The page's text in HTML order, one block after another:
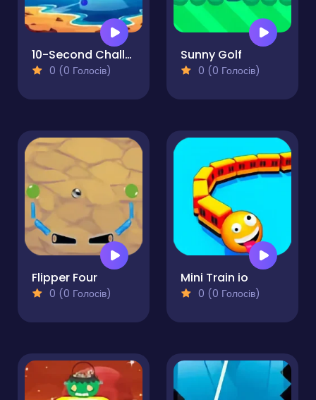
10-Second Challenge
0 (0 Голосів)
Sunny Golf
0 (0 Голосів)
Flipper Four
0 (0 Голосів)
Mini Train io
0 (0 Голосів)